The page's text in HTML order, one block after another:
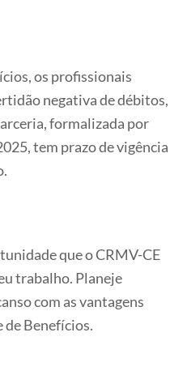
os profissionais
negativa de débitos,
formalizada por
tem prazo de vigência
.
que o CRMV-CE
trabalho. Planeje
com as vantagens
de Benefícios.